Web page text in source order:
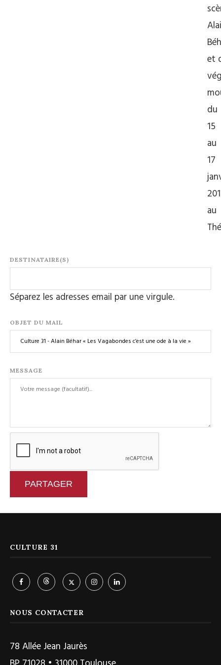
et
du
15
au
17
au
DESTINATAIRE(S)
Séparez les adresses email par une virgule.
OBJET DU MAIL
MESSAGE
PARTAGER
CULTURE 31
NOUS CONTACTER
78 Allée Jean Jaurès